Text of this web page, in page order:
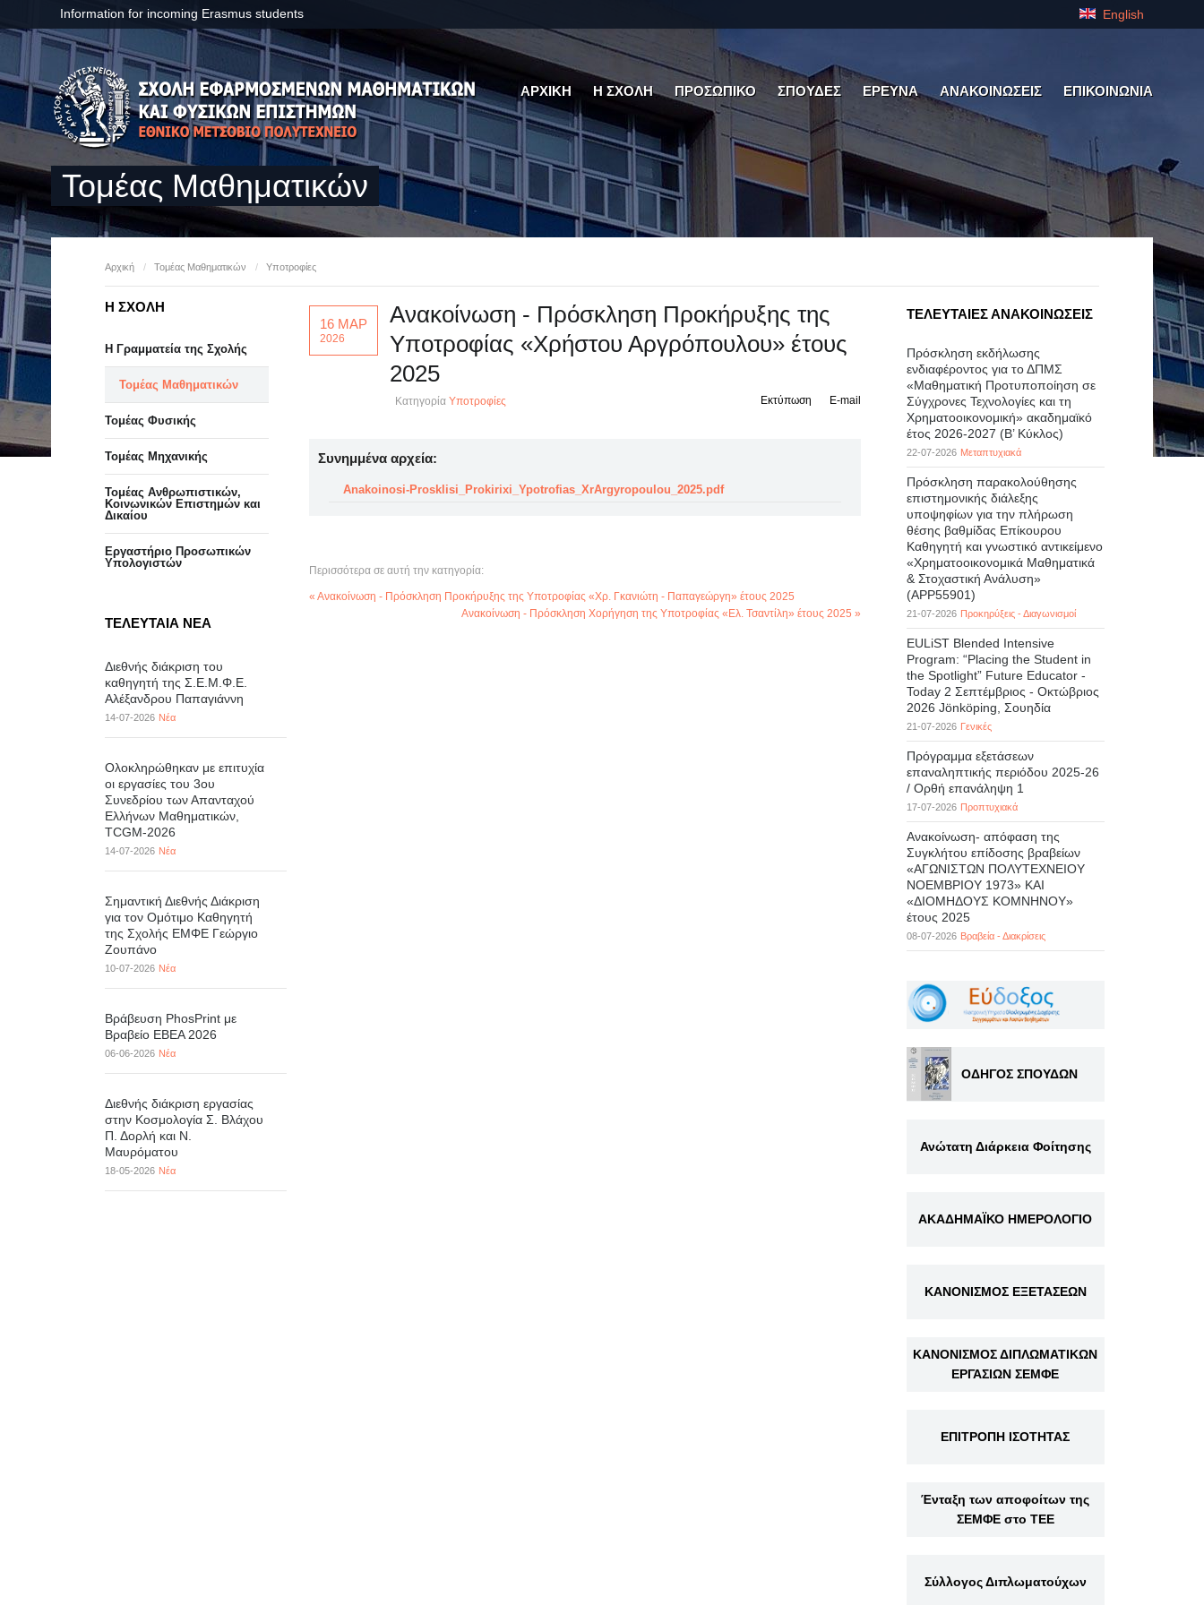
Information for incoming Erasmus students English
ΑΡΧΙΚΗ Η ΣΧΟΛΗ ΠΡΟΣΩΠΙΚΟ ΣΠΟΥΔΕΣ ΕΡΕΥΝΑ ΑΝΑΚΟΙΝΩΣΕΙΣ ΕΠΙΚΟΙΝΩΝΙΑ
Τομέας Μαθηματικών
Αρχική / Τομέας Μαθηματικών / Υποτροφίες
16 ΜΑΡ
2026
Ανακοίνωση - Πρόσκληση Προκήρυξης της
Υποτροφίας «Χρήστου Αργρόπουλου» έτους
2025
Κατηγορία Υποτροφίες E-mail
Εκτύπωση
Συνημμένα αρχεία:
Anakoinosi-Prosklisi_Prokirixi_Ypotrofias_XrArgyropoulou_2025.pdf
Περισσότερα σε αυτή την κατηγορία:
« Ανακοίνωση - Πρόσκληση Προκήρυξης της Υποτροφίας «Χρ. Γκανιώτη - Παπαγεώργη» έτους 2025
Ανακοίνωση - Πρόσκληση Χορήγηση της Υποτροφίας «Ελ. Τσαντίλη» έτους 2025 »
Η ΣΧΟΛΗ
Η Γραμματεία της Σχολής
Τομέας Μαθηματικών
Τομέας Φυσικής
Τομέας Μηχανικής
Τομέας Ανθρωπιστικών,
Κοινωνικών Επιστημών και
Δικαίου
Eργαστήριo Προσωπικών
Υπολογιστών
ΤΕΛΕΥΤΑΙΑ ΝΕΑ
Διεθνής διάκριση του
καθηγητή της Σ.Ε.Μ.Φ.Ε.
Αλέξανδρου Παπαγιάννη
14-07-2026 Νέα
Ολοκληρώθηκαν με επιτυχία
οι εργασίες του 3ου
Συνεδρίου των Απανταχού
Ελλήνων Μαθηματικών,
TCGM-2026
14-07-2026 Νέα
Σημαντική Διεθνής Διάκριση
για τον Ομότιμο Καθηγητή
της Σχολής ΕΜΦΕ Γεώργιο
Ζουπάνο
10-07-2026 Νέα
Βράβευση PhosPrint με
Βραβείο ΕΒΕΑ 2026
06-06-2026 Νέα
Διεθνής διάκριση εργασίας
στην Κοσμολογία Σ. Βλάχου
Π. Δορλή και Ν.
Μαυρόματου
18-05-2026 Νέα
ΤΕΛΕΥΤΑΙΕΣ ΑΝΑΚΟΙΝΩΣΕΙΣ
Πρόσκληση εκδήλωσης
ενδιαφέροντος για το ΔΠΜΣ
«Μαθηματική Προτυποποίηση σε
Σύγχρονες Τεχνολογίες και τη
Χρηματοοικονομική» ακαδημαϊκό
έτος 2026-2027 (B’ Kύκλος)
22-07-2026 Μεταπτυχιακά
Πρόσκληση παρακολούθησης
επιστημονικής διάλεξης
υποψηφίων για την πλήρωση
θέσης βαθμίδας Επίκουρου
Καθηγητή και γνωστικό αντικείμενο
«Χρηματοοικονομικά Μαθηματικά
& Στοχαστική Ανάλυση»
(APP55901)
21-07-2026 Προκηρύξεις - Διαγωνισμοί
EULiST Blended Intensive
Program: “Placing the Student in
the Spotlight” Future Educator -
Today 2 Σεπτέμβριος - Οκτώβριος
2026 Jönköping, Σουηδία
21-07-2026 Γενικές
Πρόγραμμα εξετάσεων
επαναληπτικής περιόδου 2025-26
/ Ορθή επανάληψη 1
17-07-2026 Προπτυχιακά
Ανακοίνωση- απόφαση της
Συγκλήτου επίδοσης βραβείων
«ΑΓΩΝΙΣΤΩΝ ΠΟΛΥΤΕΧΝΕΙΟΥ
ΝΟΕΜΒΡΙΟΥ 1973» ΚΑΙ
«ΔΙΟΜΗΔΟΥΣ ΚΟΜΝΗΝΟΥ»
έτους 2025
08-07-2026 Βραβεία - Διακρίσεις
ΟΔΗΓΟΣ ΣΠΟΥΔΩΝ
Ανώτατη Διάρκεια Φοίτησης
ΑΚΑΔΗΜΑΪΚΟ ΗΜΕΡΟΛΟΓΙΟ
ΚΑΝΟΝΙΣΜΟΣ ΕΞΕΤΑΣΕΩΝ
ΚΑΝΟΝΙΣΜΟΣ ΔΙΠΛΩΜΑΤΙΚΩΝ
ΕΡΓΑΣΙΩΝ ΣΕΜΦΕ
ΕΠΙΤΡΟΠΗ ΙΣΟΤΗΤΑΣ
Ένταξη των αποφοίτων της
ΣΕΜΦΕ στο ΤΕΕ
Σύλλογος Διπλωματούχων